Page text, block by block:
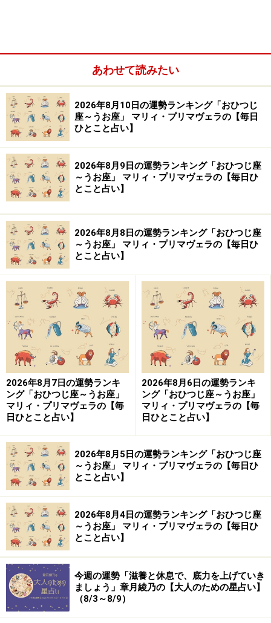
運気にストップがかかっていますから、無理をせずに、
「いいよ、待つのは嫌いじゃない」とゆっくりペースで
いきましょう。焦らない、急がないと決めると、心にゆ
とりが戻ってきます。多少間に合わない案件も出てきそ
うですが、それは、最初から無理だったこと。期日を延
ばしてもらう、人に頼む、スパッと諦めるなど適切な処
理をすればいいのです。
カフェで一息入れるのは、今週のラッキーアクション
に。ちょっと止まってみると整います。
週前半の恋の連絡はマメに。
おうし座（4月20日～5月20日生まれ）
イライラするから雑にこなす、雑にやるから空気が荒
係にイライラする……と悪循環に陥りそう。
日々のルーティンに丁寧に取り組み、不幸のスパイラル
から抜け出しましょう。どうすると一緒にいる人を笑顔
にできるのかを考えてみるのもオススメ。
もしも、「疲れていて、とても無理」ならば、あなたに
必要なのは、休養です。プチリタイアで、体力、気力、
愛情を取り戻さなくては！
首筋のストレッチやマッサージも有効。体の凝りや余計
あわせて読みたい
2026年8月10日の運勢ランキング「おひつじ
座～うお座」 マリィ・プリマヴェラの【毎日
ひとこと占い】
2026年8月9日の運勢ランキング「おひつじ座
～うお座」 マリィ・プリマヴェラの【毎日ひ
とこと占い】
2026年8月8日の運勢ランキング「おひつじ座
～うお座」 マリィ・プリマヴェラの【毎日ひ
とこと占い】
2026年8月7日の運勢ランキ
ング「おひつじ座～うお座」
マリィ・プリマヴェラの【毎
日ひとこと占い】
2026年8月6日の運勢ランキ
ング「おひつじ座～うお座」
マリィ・プリマヴェラの【毎
日ひとこと占い】
2026年8月5日の運勢ランキング「おひつじ座
～うお座」 マリィ・プリマヴェラの【毎日ひ
とこと占い】
2026年8月4日の運勢ランキング「おひつじ座
～うお座」 マリィ・プリマヴェラの【毎日ひ
とこと占い】
今週の運勢「滋養と休息で、底力を上げていき
ましょう」章月綾乃の【大人のための星占い】
（8/3～8/9）